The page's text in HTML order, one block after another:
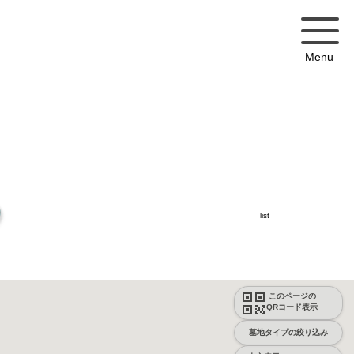
Menu
このページの
QRコード表示
墓地タイプの絞り込み
list